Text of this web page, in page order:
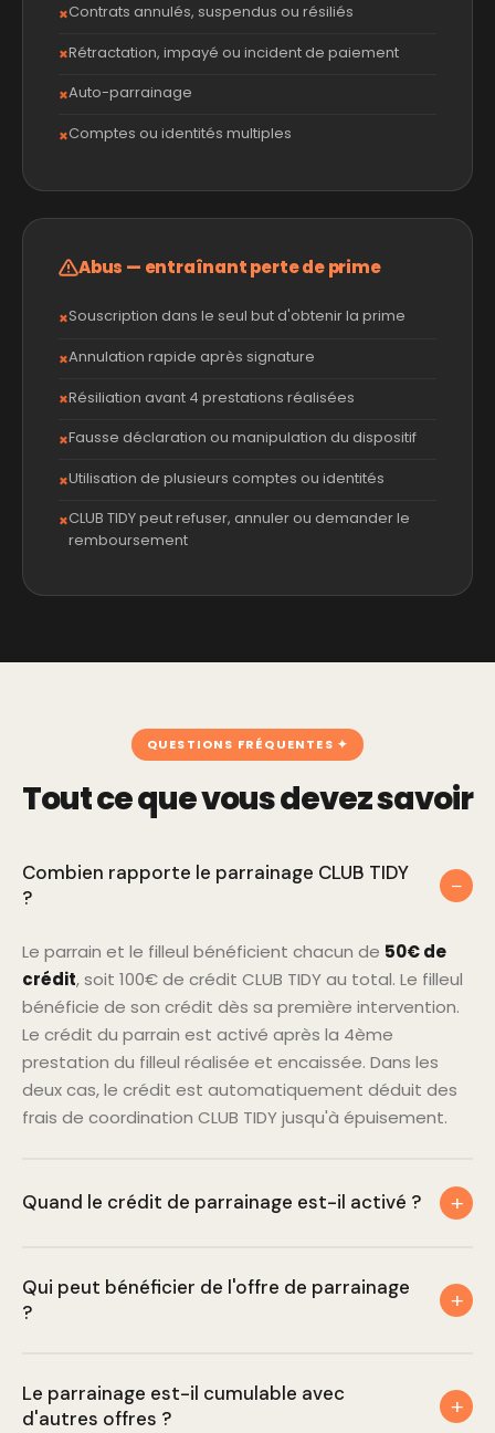
Contrats annulés, suspendus ou résiliés
Rétractation, impayé ou incident de paiement
Auto-parrainage
Comptes ou identités multiples
Abus — entraînant perte de prime
Souscription dans le seul but d'obtenir la prime
Annulation rapide après signature
Résiliation avant 4 prestations réalisées
Fausse déclaration ou manipulation du dispositif
Utilisation de plusieurs comptes ou identités
CLUB TIDY peut refuser, annuler ou demander le
remboursement
QUESTIONS FRÉQUENTES
Tout ce que vous devez savoir
Combien rapporte le parrainage CLUB TIDY
?
−
Le parrain et le filleul bénéficient chacun de 50€ de
crédit, soit 100€ de crédit CLUB TIDY au total. Le filleul
bénéficie de son crédit dès sa première intervention.
Le crédit du parrain est activé après la 4ème
prestation du filleul réalisée et encaissée. Dans les
deux cas, le crédit est automatiquement déduit des
frais de coordination CLUB TIDY jusqu'à épuisement.
Quand le crédit de parrainage est-il activé ? +
intervention. Le crédit du parrain est activé après
vérification que le contrat régulier du filleul est
Une fois activé, le crédit est automatiquement déduit
des frais de coordination CLUB TIDY facturés sur les
Qui peut bénéficier de l'offre de parrainage
?
+
jamais eu de contrat actif, et souscrire un contrat
régulier. Le parrain doit disposer d'un code de
Le parrainage est-il cumulable avec
d'autres offres ?
+